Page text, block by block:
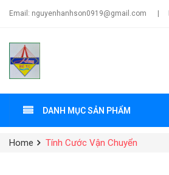
Email: nguyenhanhson0919@gmail.com
DANH MỤC SẢN PHẨM
Home Tính Cước Vận Chuyển